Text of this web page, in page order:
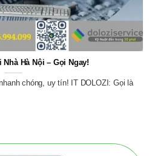
Hà Nội – Gọi Ngay!
chóng, uy tín! IT DOLOZI: Gọi là